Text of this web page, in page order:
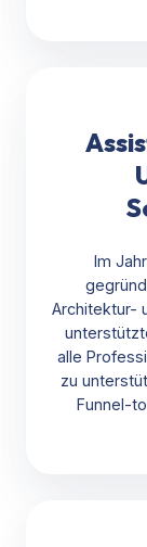
Im
Architektur-
alle
zu
Funnel-